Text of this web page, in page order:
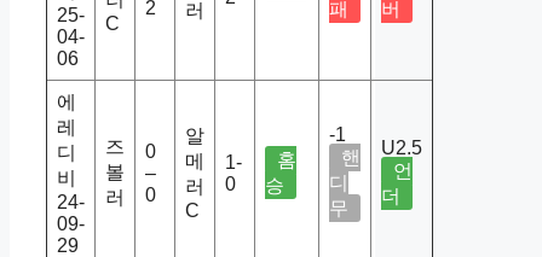
25-
04-
06
C
2
러
패
버
에
레
디
비
24-
09-
29
즈
볼
러
0
–
0
알
메
러
C
1-
0
홈
승
-1
핸
디
무
U2.5
언
더